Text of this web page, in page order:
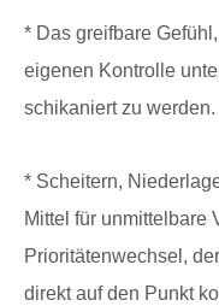
* Das greifbare
eigenen Kontrolle
schikaniert zu werden.
* Scheitern,
Mittel für unmittelbare
Prioritätenwechsel,
direkt auf den Punkt